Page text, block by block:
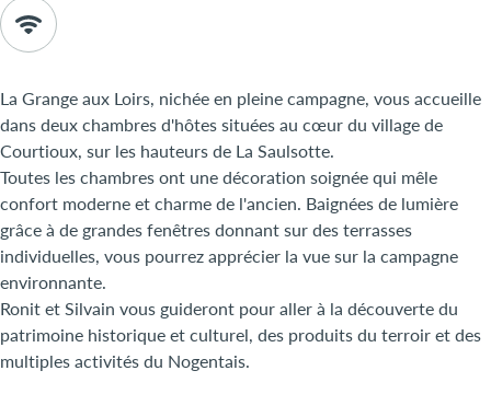
La Grange aux Loirs, nichée en pleine campagne, vous accueille
dans deux chambres d'hôtes situées au cœur du village de
Courtioux, sur les hauteurs de La Saulsotte.
Toutes les chambres ont une décoration soignée qui mêle
confort moderne et charme de l'ancien. Baignées de lumière
grâce à de grandes fenêtres donnant sur des terrasses
individuelles, vous pourrez apprécier la vue sur la campagne
environnante.
Ronit et Silvain vous guideront pour aller à la découverte du
patrimoine historique et culturel, des produits du terroir et des
multiples activités du Nogentais.